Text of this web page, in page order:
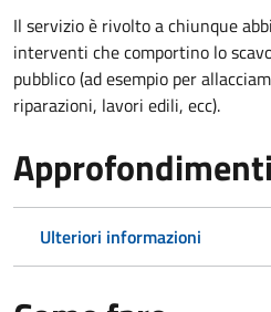
Il servizio è rivolto a chiunque
interventi che comportino lo
pubblico (ad esempio per
riparazioni, lavori edili, ecc).
Approfondimenti
Ulteriori informazioni